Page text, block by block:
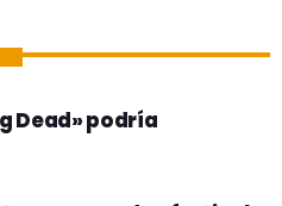
Dead» podría